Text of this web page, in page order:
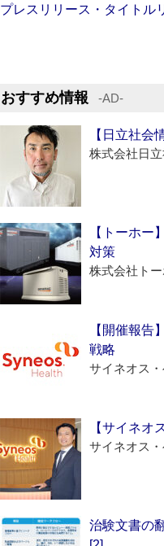
プレスリリース・タイト
おすすめ情報 ‐AD‐
【日立社会
株式会社日
【トーホ
対策
株式会社ト
【開催報告
戦略
サイネオス
【サイネ
サイネオス
治験文書の